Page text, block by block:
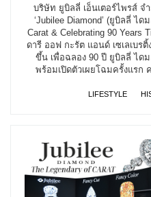
บริษัท ยูบิลลี่ เอ็นเตอร์ไพรส์ จ
‘Jubilee Diamond’ (ยูบิลลี่ ได
Carat & Celebrating 90 Years
ดารี ออฟ กะรัต แอนด์ เซเลเบร
ขึ้น เพื่อฉลอง 90 ปี ยูบิลลี่ ได
พร้อมเปิดตัวเผยโฉมครั้งแรก
LIFESTYLE